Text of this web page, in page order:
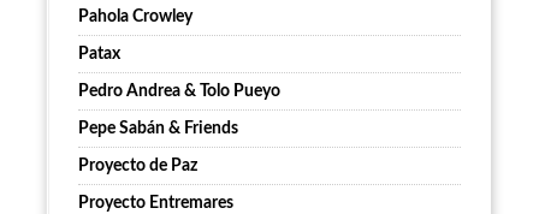
Pahola Crowley
Patax
Pedro Andrea & Tolo Pueyo
Pepe Sabán & Friends
Proyecto de Paz
Proyecto Entremares